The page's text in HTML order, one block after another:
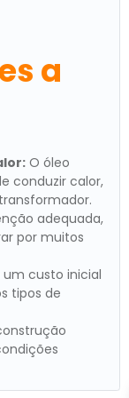
a
O óleo
conduzir calor,
adequada,
por muitos
custo inicial
tipos de